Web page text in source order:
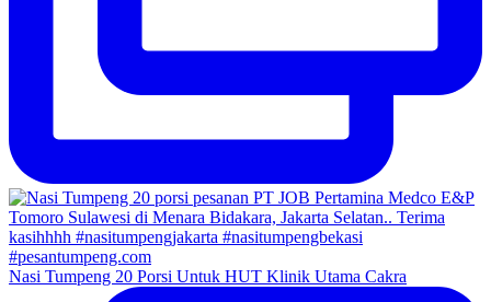
Nasi Tumpeng 20 Porsi Untuk HUT Klinik Utama Cakra